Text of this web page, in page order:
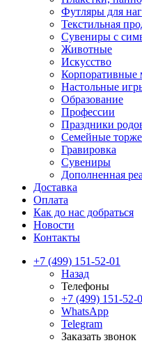
Футляры для
Текстильная
Сувениры с
Животные
Искусство
Корпоративные
Настольные
Образование
Профессии
Праздники
Семейные
Гравировка
Сувениры
Дополненная
Доставка
Оплата
Как до нас добраться
Новости
Контакты
+7 (499) 151-52-01
Назад
Телефоны
+7 (499) 151-52-
WhatsApp
Telegram
Заказать звонок